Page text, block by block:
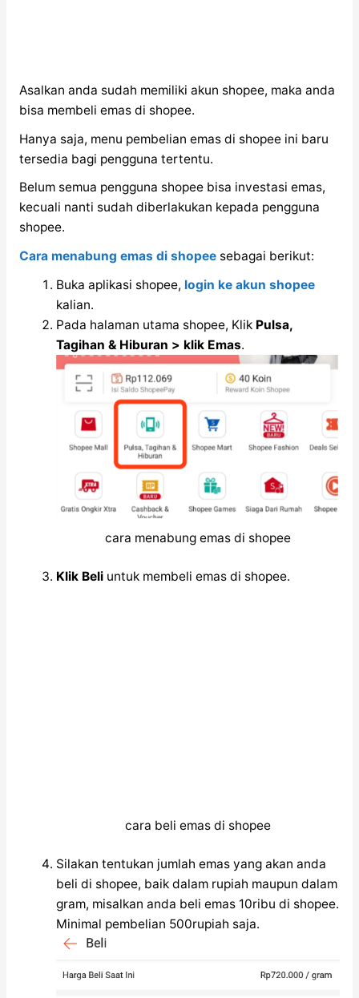
Asalkan anda sudah memiliki akun shopee, maka anda
bisa membeli emas di shopee.
Hanya saja, menu pembelian emas di shopee ini baru
tersedia bagi pengguna tertentu.
Belum semua pengguna shopee bisa investasi emas,
kecuali nanti sudah diberlakukan kepada pengguna
shopee.
Cara menabung emas di shopeesebagai berikut:
Buka aplikasi shopee, login ke akun shopee
kalian.
Pada halaman utama shopee, Klik Pulsa,
Tagihan & Hiburan > klik Emas.
cara menabung emas di shopee
Klik Beli untuk membeli emas di shopee.
cara beli emas di shopee
Silakan tentukan jumlah emas yang akan anda
beli di shopee, baik dalam rupiah maupun dalam
gram, misalkan anda beli emas 10ribu di shopee.
Minimal pembelian 500rupiah saja.